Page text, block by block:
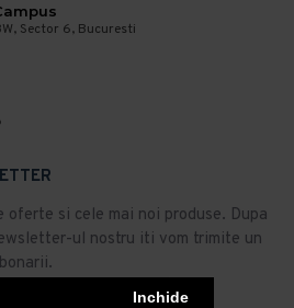
Inchide
Sector 6, Bucuresti
si cele mai noi produse. Dupa
ul nostru iti vom trimite un
Abonare